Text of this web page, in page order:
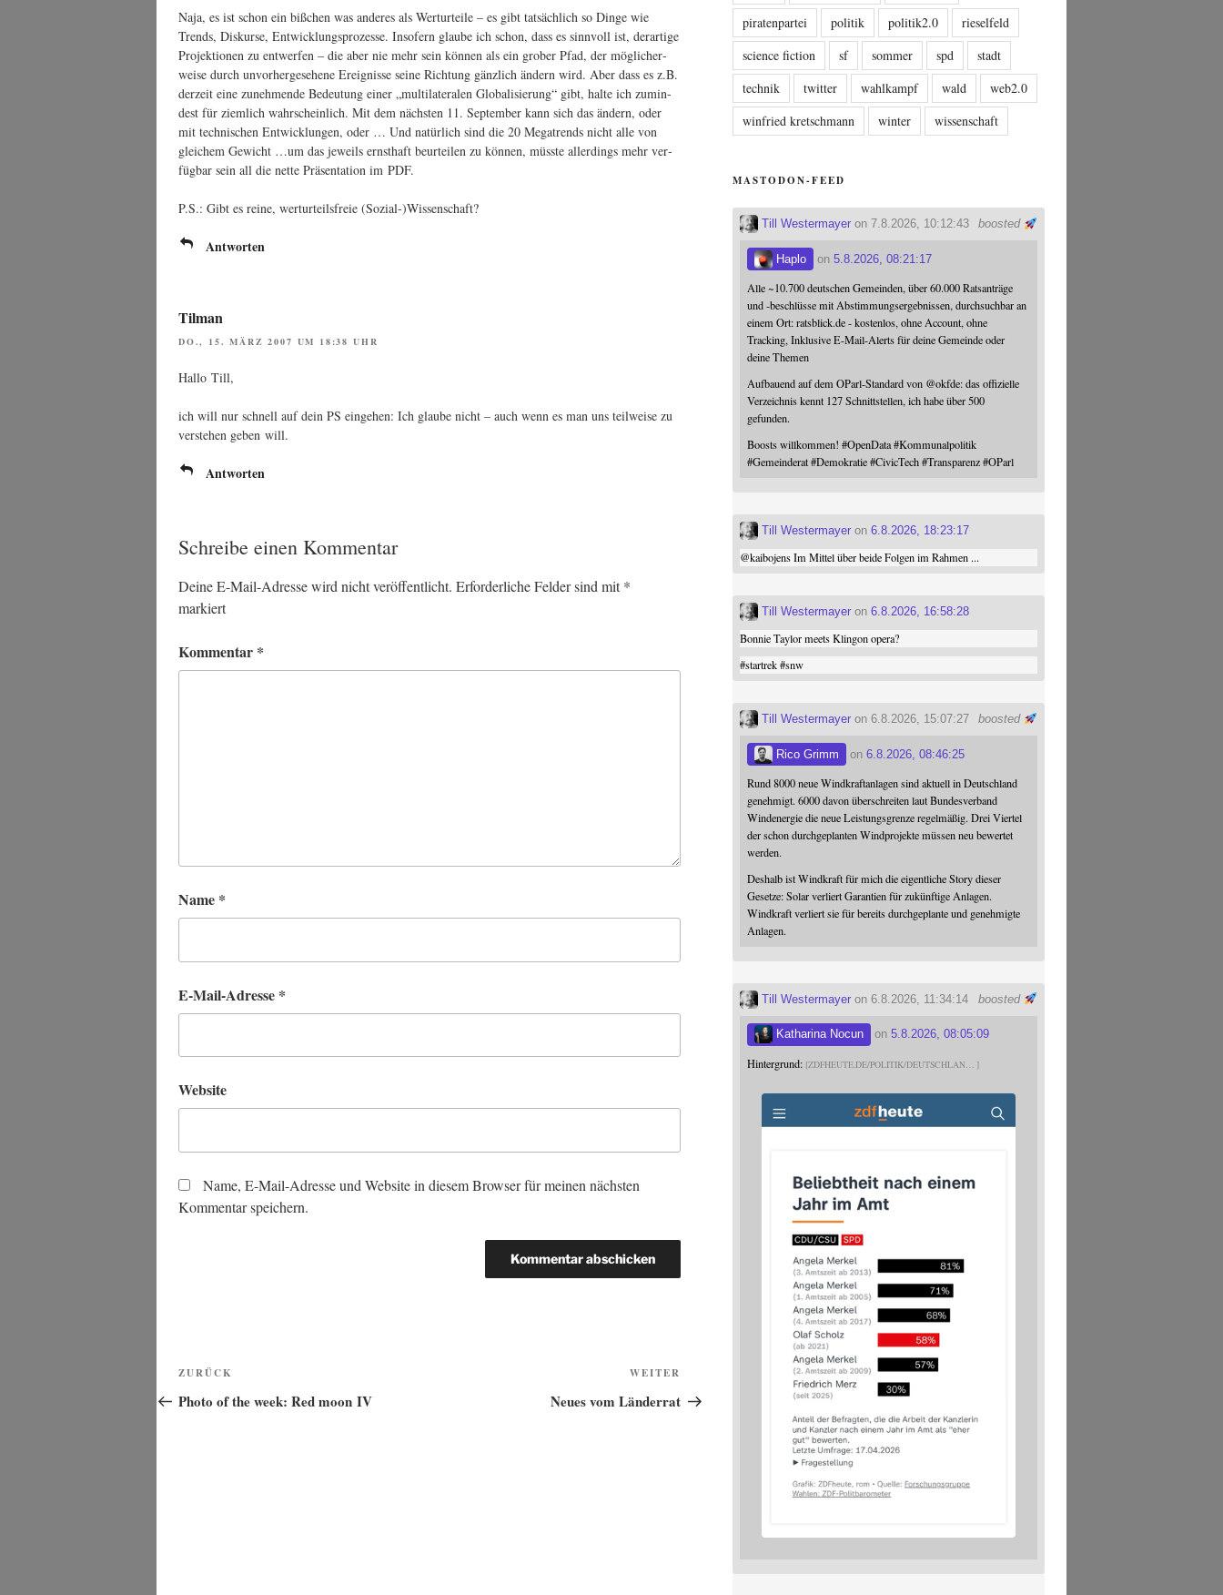
Naja, es ist schon ein biß­chen was ande­res als Wert­ur­tei­le – es gibt tat­säch­lich so Din­ge wie
Trends, Dis­kur­se, Ent­wick­lungs­pro­zes­se. Inso­fern glau­be ich schon, dass es sinn­voll ist, der­ar­ti­ge
Pro­jek­tio­nen zu ent­wer­fen – die aber nie mehr sein kön­nen als ein gro­ber Pfad, der mög­li­cher­
wei­se durch unvor­her­ge­se­he­ne Ereig­nis­se sei­ne Rich­tung gänz­lich ändern wird. Aber dass es z.B.
der­zeit eine zuneh­men­de Bedeu­tung einer „mul­ti­la­te­ra­len Glo­ba­li­sie­rung“ gibt, hal­te ich zumin­
dest für ziem­lich wahr­schein­lich. Mit dem nächs­ten 11. Sep­tem­ber kann sich das ändern, oder
mit tech­ni­schen Ent­wick­lun­gen, oder … Und natür­lich sind die 20 Mega­trends nicht alle von
glei­chem Gewicht …um das jeweils ernst­haft beur­tei­len zu kön­nen, müss­te aller­dings mehr ver­
füg­bar sein all die net­te Prä­sen­ta­ti­on im PDF.
P.S.: Gibt es rei­ne, wert­ur­teils­freie (Sozial-)Wissenschaft?
Antworten
Tilman
DO., 15. MÄRZ 2007 UM 18:38 UHR
Hal­lo Till,
ich will nur schnell auf dein PS ein­ge­hen: Ich glau­be nicht – auch wenn es man uns teil­wei­se zu
ver­ste­hen geben will.
Antworten
Schreibe einen Kommentar
Deine E-Mail-Adresse wird nicht veröffentlicht. Erforderliche Felder sind mit*
markiert
Kommentar *
Name *
E-Mail-Adresse *
Website
Name, E-Mail-Adresse und Website in diesem Browser für meinen nächsten
Kommentar speichern.
Beitragsnavigation
Vorheriger
Beitrag
ZURÜCK
Photo of the week: Red moon IV
Beitrag
WEITER
Neues vom Länderrat
piratenpartei
politik politik2.0
rieselfeld
science fiction
sf sommer spd
stadt
technik
twitter wahlkampf wald
web2.0
winfried kretschmann
winter wissenschaft
MASTODON-FEED
boosted
Till Westermayer on 7.8.2026, 10:12:43
Haplo on5.8.2026, 08:21:17
Alle ~10.700 deutschen Gemeinden, über 60.000 Ratsanträge
und -beschlüsse mit Abstimmungsergebnissen, durchsuchbar an
einem Ort: ratsblick.de - kostenlos, ohne Account, ohne
Tracking, Inklusive E-Mail-Alerts für deine Gemeinde oder
deine Themen
Aufbauend auf dem OParl-Standard von @okfde: das offizielle
Verzeichnis kennt 127 Schnittstellen, ich habe über 500
gefunden.
Boosts willkommen!#OpenData #Kommunalpolitik
#Gemeinderat #Demokratie #CivicTech #Transparenz #OParl
Till Westermayer on6.8.2026, 18:23:17
@kaibojensIm Mittel über beide Folgen im Rahmen ...
Till Westermayer on6.8.2026, 16:58:28
Bonnie Taylor meets Klingon opera?
#startrek #snw
boosted
Till Westermayer on 6.8.2026, 15:07:27
Rico Grimm on6.8.2026, 08:46:25
Rund 8000 neue Windkraftanlagen sind aktuell in Deutschland
genehmigt. 6000 davon überschreiten laut Bundesverband
Windenergie die neue Leistungsgrenze regelmäßig. Drei Viertel
der schon durchgeplanten Windprojekte müssen neu bewertet
werden.
Deshalb ist Windkraft für mich die eigentliche Story dieser
Gesetze: Solar verliert Garantien für zukünftige Anlagen.
Windkraft verliert sie für bereits durchgeplante und genehmigte
Anlagen.
boosted
Till Westermayer on 6.8.2026, 11:34:14
Katharina Nocun on5.8.2026, 08:05:09
Hintergrund: ZDFHEUTE.DE/POLITIK/DEUTSCHLAN